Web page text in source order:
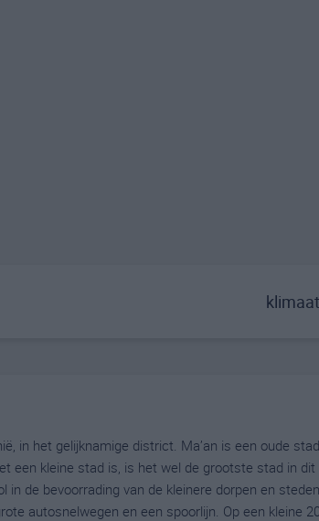
klimaat
in het gelijknamige district. Ma’an is een oude
een kleine stad is, is het wel de grootste stad in dit
in de bevoorrading van de kleinere dorpen en
autosnelwegen en een spoorlijn. Op een kleine